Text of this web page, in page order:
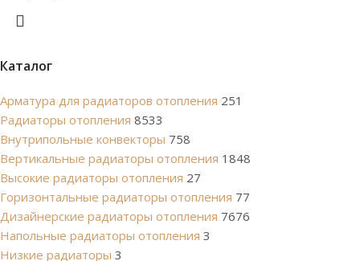
Каталог
Арматура для радиаторов отопления 251
Радиаторы отопления 8533
Внутрипольные конвекторы 758
Вертикальные радиаторы отопления 1848
Высокие радиаторы отопления 27
Горизонтальные радиаторы отопления 77
Дизайнерские радиаторы отопления 7676
Напольные радиаторы отопления 3
Низкие радиаторы 3